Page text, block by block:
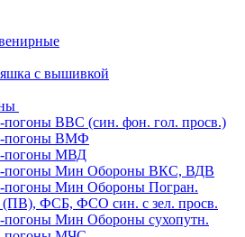
с вышивкой
погоны ВВС (син. фон. гол. просв.)
погоны ВМФ
погоны МВД
погоны Мин Обороны ВКС, ВДВ
погоны Мин Обороны Погран.
(ПВ), ФСБ, ФСО син. с зел. просв.
погоны Мин Обороны сухопутн.